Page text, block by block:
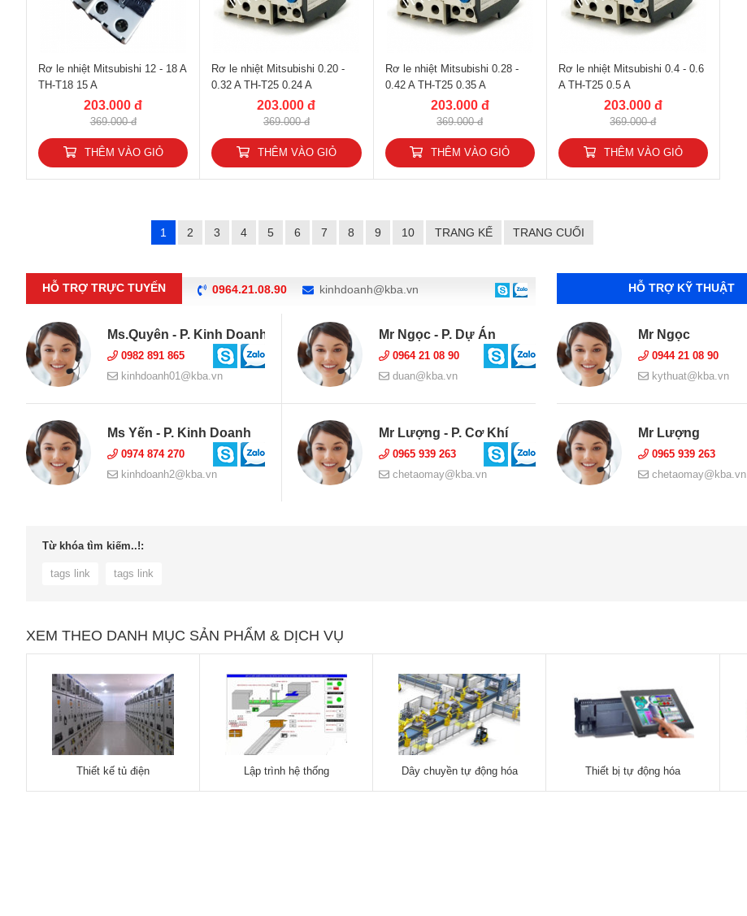
Rơ le nhiệt Mitsubishi 12 - 18 A
TH-T18 15 A
203.000 đ
369.000 đ
THÊM VÀO GIỎ
Rơ le nhiệt Mitsubishi 0.20 -
0.32 A TH-T25 0.24 A
203.000 đ
369.000 đ
THÊM VÀO GIỎ
Rơ le nhiệt Mitsubishi 0.28 -
0.42 A TH-T25 0.35 A
203.000 đ
369.000 đ
THÊM VÀO GIỎ
Rơ le nhiệt Mitsubishi 0.4 - 0.6
A TH-T25 0.5 A
203.000 đ
369.000 đ
THÊM VÀO GIỎ
1 2 3 4 5 6 7 8 9 10 TRANG KẾ TRANG CUỐI
HỖ TRỢ TRỰC TUYẾN 0964.21.08.90 kinhdoanh@kba.vn
Ms.Quyên - P. Kinh Doanh
0982 891 865
kinhdoanh01@kba.vn
Mr Ngọc - P. Dự Án
0964 21 08 90
duan@kba.vn
Ms Yến - P. Kinh Doanh
0974 874 270
kinhdoanh2@kba.vn
Mr Lượng - P. Cơ Khí
0965 939 263
chetaomay@kba.vn
HỖ TRỢ KỸ THUẬT
Mr Ngọc
0944 21 08 90
kythuat@kba.vn
Mr Lượng
0965 939 263
chetaomay@kba.vn
Từ khóa tìm kiếm..!:
tags link tags link
XEM THEO DANH MỤC SẢN PHẨM & DỊCH VỤ
Thiết kế tủ điện Lập trình hệ thống Dây chuyền tự động hóa Thiết bị tự động hóa